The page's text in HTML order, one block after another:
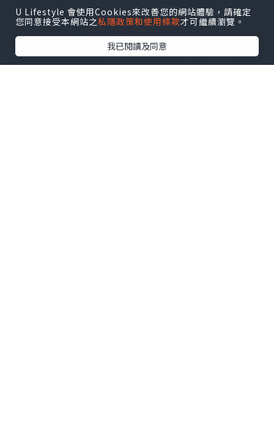
U Lifestyle 會使用Cookies來改善您的網站體驗，請確定
您同意接受本網站之私隱政策和使用條款才可繼續瀏覽。
我已閱讀及同意